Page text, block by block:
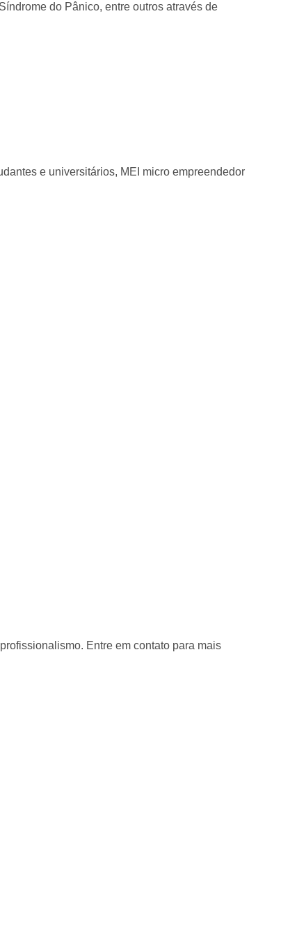
do Pânico, entre outros através de
e universitários, MEI micro empreendedor
Entre em contato para mais